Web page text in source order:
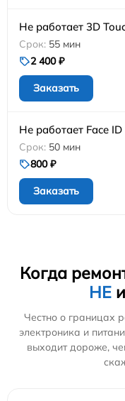
Не работает 3D
55 мин
2 400 ₽
Заказать
Не работает Face ID
50 мин
800 ₽
Заказать
Когда
НЕ
Честно о границах
электроника и
выходит дороже,